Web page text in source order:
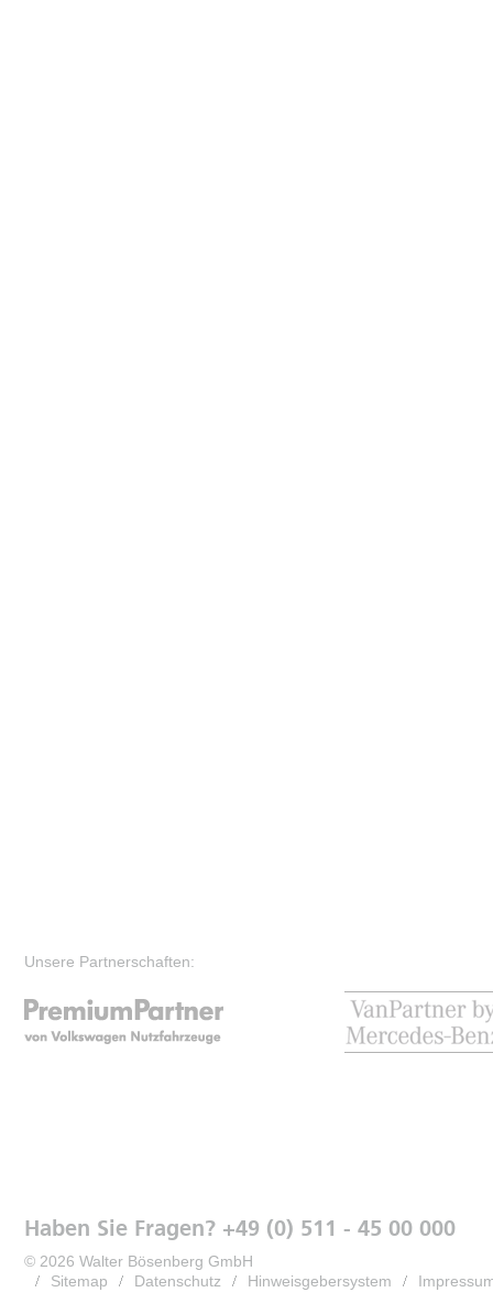
Unsere Partnerschaften:
Haben Sie Fragen? +49 (0) 511 - 45 00 000
© 2026 Walter Bösenberg GmbH
Sitemap
Datenschutz Hinweisgebersystem